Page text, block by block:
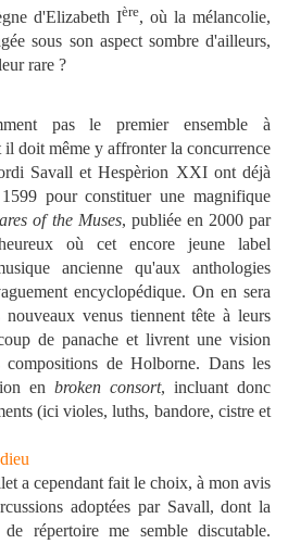
d'Elizabeth Ière, où la mélancolie,
sous son aspect sombre d'ailleurs,
rare ?
pas le premier ensemble à
il doit même y affronter la concurrence
Savall et Hespèrion XXI ont déjà
pour constituer une magnifique
of the Muses, publiée en 2000 par
où cet encore jeune label
ancienne qu'aux anthologies
encyclopédique. On en sera
nouveaux venus tiennent tête à leurs
de panache et livrent une vision
de Holborne. Dans les
en broken consort, incluant donc
(ici violes, luths, bandore, cistre et
a cependant fait le choix, à mon avis
adoptées par Savall, dont la
répertoire me semble discutable.